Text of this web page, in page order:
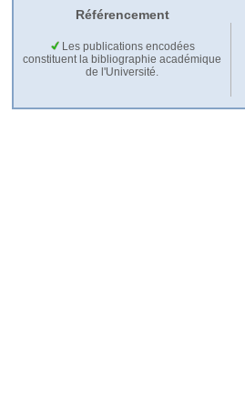
Référencement
Les publications encodées
constituent la bibliographie académique
de l'Université.